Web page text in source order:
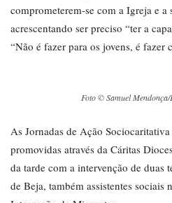
comprometerem-se com a Igreja e a
acrescentando ser preciso “ter a
“Não é fazer para os jovens, é fazer
Foto © Samuel
As Jornadas de Ação
promovidas através da Cáritas
da tarde com a intervenção de duas
de Beja, também assistentes